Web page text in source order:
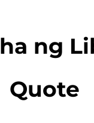
ng
Quote